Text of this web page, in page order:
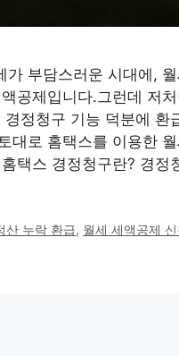
가 부담스러운 시대에,
공제입니다.그런데 저
경정청구 기능 덕분에
대로 홈택스를 이용한
택스 경정청구란? 경
산 누락 환급, 월세 세액공제 신